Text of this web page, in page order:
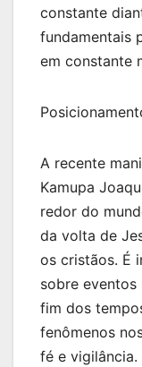
constante
fundamentais
em constante
A recente
Kamupa
redor do
da volta de
os cristãos. É
sobre
fim dos
fenômenos
fé e vigilância.